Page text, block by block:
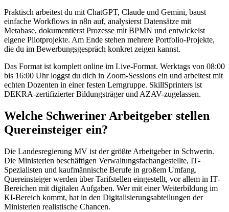
Praktisch arbeitest du mit ChatGPT, Claude und Gemini, baust
einfache Workflows in n8n auf, analysierst Datensätze mit
Metabase, dokumentierst Prozesse mit BPMN und entwickelst
eigene Pilotprojekte. Am Ende stehen mehrere Portfolio-Projekte,
die du im Bewerbungsgespräch konkret zeigen kannst.
Das Format ist komplett online im Live-Format. Werktags von 08:00
bis 16:00 Uhr loggst du dich in Zoom-Sessions ein und arbeitest mit
echten Dozenten in einer festen Lerngruppe. SkillSprinters ist
DEKRA-zertifizierter Bildungsträger und AZAV-zugelassen.
Welche Schweriner Arbeitgeber stellen
Quereinsteiger ein?
Die Landesregierung MV ist der größte Arbeitgeber in Schwerin.
Die Ministerien beschäftigen Verwaltungsfachangestellte, IT-
Spezialisten und kaufmännische Berufe in großem Umfang.
Quereinsteiger werden über Tarifstellen eingestellt, vor allem in IT-
Bereichen mit digitalen Aufgaben. Wer mit einer Weiterbildung im
KI-Bereich kommt, hat in den Digitalisierungsabteilungen der
Ministerien realistische Chancen.